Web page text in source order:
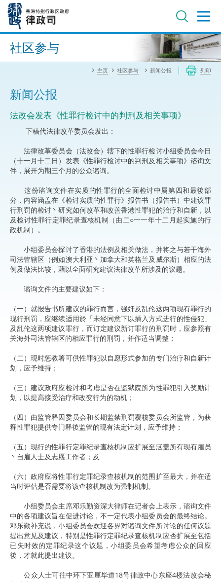
内
进阶搜寻
社区参与
主页 社区参与 新闻公报 列印
新闻公报
法改会发表《性罪行检讨中的判刑及相关事项》
下稿代法律改革委员会发出：
法律改革委员会（法改会）辖下的性罪行检讨小组委员会今日
（十一月十二日）发表《性罪行检讨中的判刑及相关事项》谘询文
件，展开为期三个月的公众谘询。
这份谘询文件在实质的性罪行的全面检讨中属第四和最後部
分，内容涵盖在《检讨实质的性罪行》报告书（报告书）中建议罪
行刑罚的检讨丶研究如何改革和改善香港性罪犯的治疗和自新，以
及检讨性罪行定罪纪录查核机制（由二○一一年十二月起实施的行
政机制）。
小组委员会探讨了香港的法例及相关做法，并将之与若干海外
司法管辖区（例如澳大利亚丶加拿大和英格兰及威尔斯）相应的法
例及做法比较，藉以全面研究建议法律改革所涉及的议题。
谘询文件的主要建议如下：
（一）就报告书所建议的罪行而言，强奸及乱伦这两项现有罪行的
现行刑罚，应继续适用於「未经同意下以插入方式进行的性侵犯」
及乱伦这两项建议罪行，而订定建议新订罪行的刑罚时，应参照有
关海外司法管辖区的相应罪行的刑罚，并作适当调整；
（二）现时惩教署可供性罪犯以自愿形式参加的专门治疗和自新计
划，应予维持；
（三）建议政府应检讨和考虑是否在监狱院所为性罪犯引入奖励计
划，以提高接受治疗和改变行为的动机；
（四）由监管释囚委员会和长期监禁刑罚覆核委员会所监管，为获
释性罪犯提供专门释後监管的现有法定计划，应予维持；
（五）现行的性罪行定罪纪录查核机制应扩展至涵盖所有现有雇员
丶自雇人士及志愿工作者；及
（六）政府应将性罪行定罪纪录查核机制的范围扩至最大，并在适
当时评估是否需要将该查核机制改为强制机制。
小组委员会主席邓乐勤资深大律师在记者会上表示，谘询文件
中的各项建议旨在促进讨论，不一定代表小组委员会的最终结论。
邓乐勤补充说，小组委员会欢迎各界对谘询文件所讨论的任何议题
提出意见及建议，特别是性罪行定罪纪录查核机制应否扩展至包括
已失时效的定罪纪录这个议题，小组委员会希望考虑公众的回应
後，才就此提出建议。
公众人士可往中环下亚厘毕道18号律政中心东座4楼法改会秘